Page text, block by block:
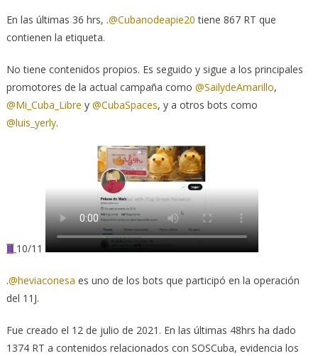
En las últimas 36 hrs, .@Cubanodeapie20 tiene 867 RT que
contienen la etiqueta.
No tiene contenidos propios. Es seguido y sigue a los principales
promotores de la actual campaña como @SailydeAmarillo,
@Mi_Cuba_Libre y @CubaSpaces, y a otros bots como
@luis_yerly.
10/11
.@heviaconesa es uno de los bots que participó en la operación
del 11J.
Fue creado el 12 de julio de 2021. En las últimas 48hrs ha dado
1374 RT a contenidos relacionados con SOSCuba, evidencia los